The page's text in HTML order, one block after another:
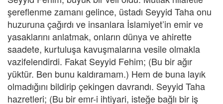
şereflenme zamanı gelince, üstadı Seyyid Taha onu
huzuruna çağırdı ve insanlara İslamiyet’in emir ve
yasaklarını anlatmak, onların dünya ve ahirette
saadete, kurtuluşa kavuşmalarına vesile olmakla
vazifelendirdi. Fakat Seyyid Fehim; (Bu bir ağır
yüktür. Ben bunu kaldıramam.) Hem de buna layık
olmadığını bildirip çekingen davrandı. Seyyid Taha
hazretleri; (Bu bir emr-i ihtiyari, isteğe bağlı bir iş